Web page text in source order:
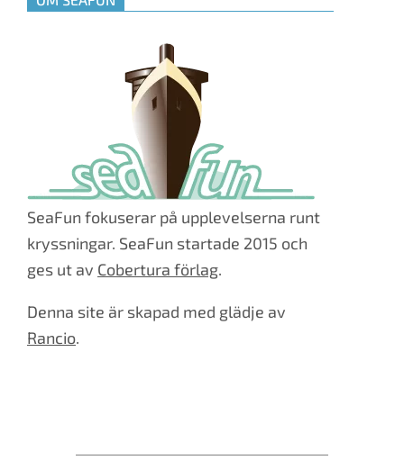
SeaFun fokuserar på upplevelserna runt
kryssningar. SeaFun startade 2015 och
ges ut av Cobertura förlag.
Denna site är skapad med glädje av
Rancio.